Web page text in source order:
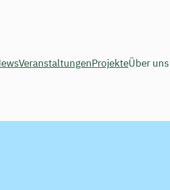
VeranstaltungenProjekteÜber uns